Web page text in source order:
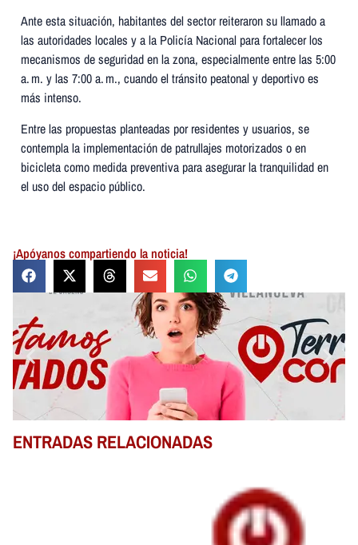
Ante esta situación, habitantes del sector reiteraron su llamado a
las autoridades locales y a la Policía Nacional para fortalecer los
mecanismos de seguridad en la zona, especialmente entre las 5:00
a. m. y las 7:00 a. m., cuando el tránsito peatonal y deportivo es
más intenso.
Entre las propuestas planteadas por residentes y usuarios, se
contempla la implementación de patrullajes motorizados o en
bicicleta como medida preventiva para asegurar la tranquilidad en
el uso del espacio público.
¡Apóyanos compartiendo la noticia!
ENTRADAS RELACIONADAS